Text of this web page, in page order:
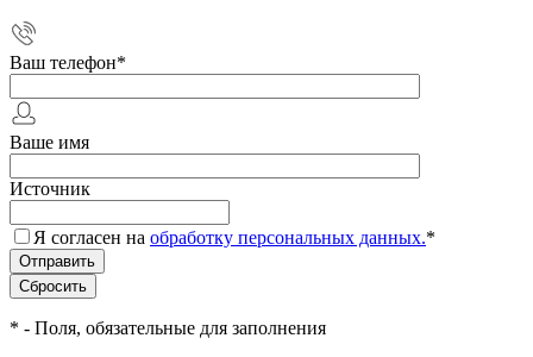
Ваш телефон*
Ваше имя
Источник
Я согласен на обработку персональных данных.*
* - Поля, обязательные для заполнения